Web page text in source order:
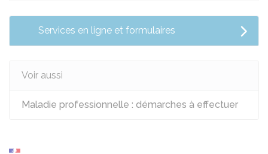
Services en ligne et formulaires
Voir aussi
Maladie professionnelle : démarches à effectuer